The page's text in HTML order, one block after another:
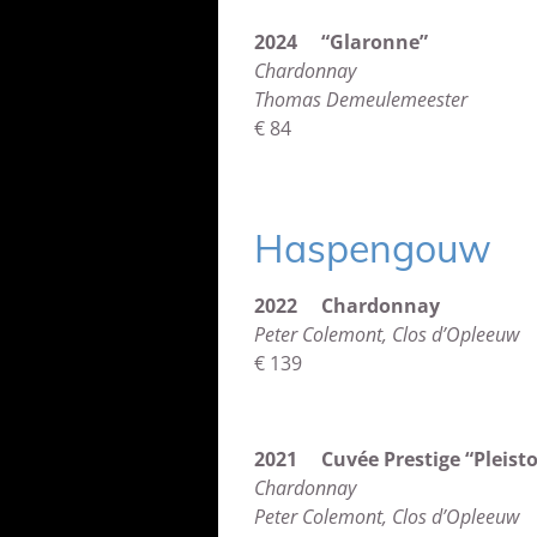
2024 “Glaronne”
Chardonnay
Thomas Demeulemeester
€ 84
Haspengouw
2022 Chardonnay
Peter Colemont, Clos d’Opleeuw
€ 139
2021 Cuvée Prestige
Chardonnay
Peter Colemont, Clos d’Opleeuw